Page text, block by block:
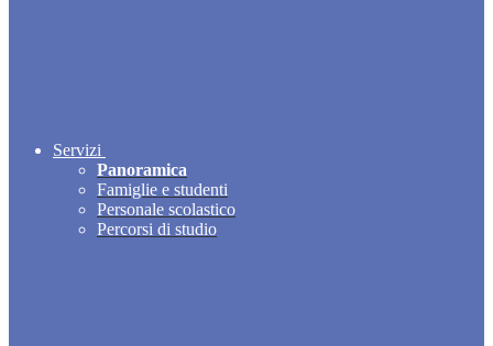
Servizi
Panoramica
Famiglie e studenti
Personale scolastico
Percorsi di studio